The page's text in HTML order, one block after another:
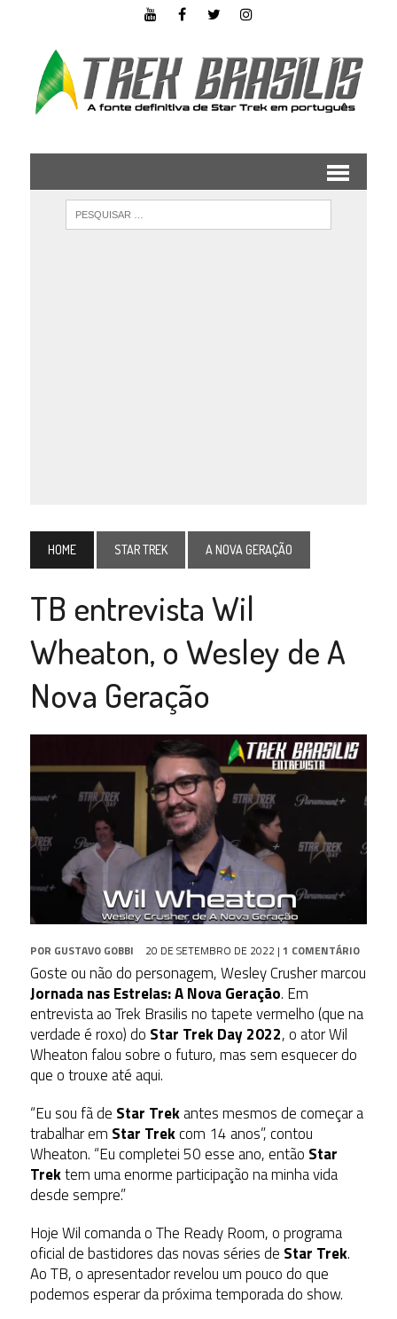
HOME STAR TREK A NOVA GERAÇÃO
TB entrevista Wil
Wheaton, o Wesley de A
Nova Geração
POR GUSTAVO GOBBI 20 DE SETEMBRO DE 2022 | 1 COMENTÁRIO
Goste ou não do personagem, Wesley Crusher marcou
Jornada nas Estrelas: A Nova Geração. Em
entrevista ao Trek Brasilis no tapete vermelho (que na
verdade é roxo) do Star Trek Day 2022, o ator Wil
Wheaton falou sobre o futuro, mas sem esquecer do
que o trouxe até aqui.
“Eu sou fã de Star Trekantes mesmos de começar a
trabalhar em Star Trekcom 14 anos”, contou
Wheaton. “Eu completei 50 esse ano, então Star
Trektem uma enorme participação na minha vida
desde sempre.”
Hoje Wil comanda o The Ready Room, o programa
oficial de bastidores das novas séries de Star Trek.
Ao TB, o apresentador revelou um pouco do que
podemos esperar da próxima temporada do show.